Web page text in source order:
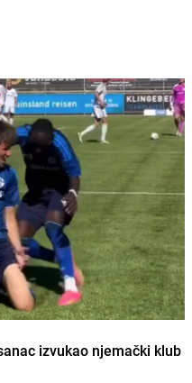
izvukao njemački klub